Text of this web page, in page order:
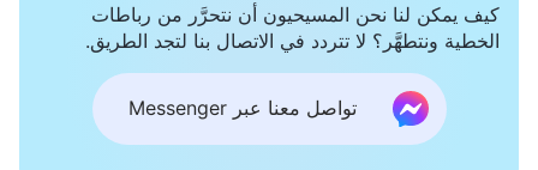
كيف يمكن لنا نحن المسيحيون أن نتحرَّر من رباطات
الخطية ونتطهَّر؟ لا تتردد في الاتصال بنا لتجد الطريق.
تواصل معنا عبر Messenger